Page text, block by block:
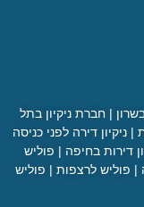
| חברת ניקיון בתל
| ניקיון דירה לפני כניסה
דירות בחיפה | פוליש
| פוליש לרצפות | פוליש